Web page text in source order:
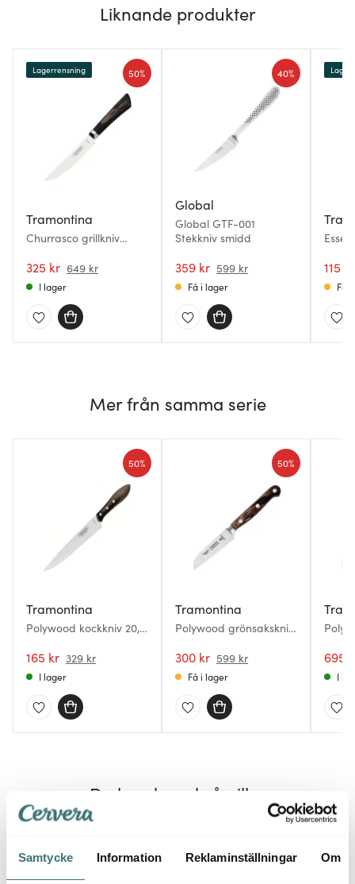
Samtycke Information Reklaminställningar Om
Liknande produkter
Tramontina
Churrasco grillkniv
cm brun
325 kr 649 kr
50%
Lagerrensning
I lager
Global
Global GTF-001
Stekkniv smidd
359 kr 599 kr
40%
Få i lager
115 kr
Få
Mer från samma serie
Tramontina
Polywood kockkniv 20,5
165 kr 329 kr
50%
I lager
Tramontina
Polywood grönsakskniv
300 kr 599 kr
50%
Få i lager
695
I
Du kanske också gillar
50% 50%